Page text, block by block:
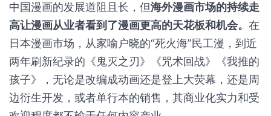
中国漫画的发展道阻且长，但海外漫画市场的持续走
高让漫画从业者看到了漫画更高的天花板和机会。 在
日本漫画市场，从家喻户晓的“死火海”民工漫，到近
两年刷新纪录的《鬼灭之刃》《咒术回战》《我推的
孩子》，无论是改编成动画还是登上大荧幕，还是周
边衍生开发，或者单行本的销售，其商业化实力和受